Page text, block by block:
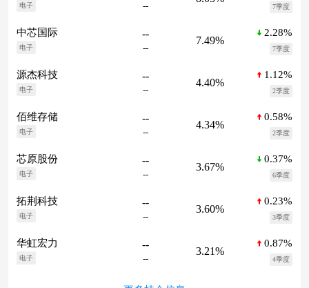
电子 -- 7季度
中芯国际
电子
--
--
7.49%
2.28%
7季度
源杰科技
电子
--
--
4.40%
1.12%
2季度
佰维存储
电子
--
--
4.34%
0.58%
2季度
芯原股份
电子
--
--
3.67%
0.37%
6季度
拓荆科技
电子
--
--
3.60%
0.23%
3季度
华虹宏力
电子
--
--
3.21%
0.87%
4季度